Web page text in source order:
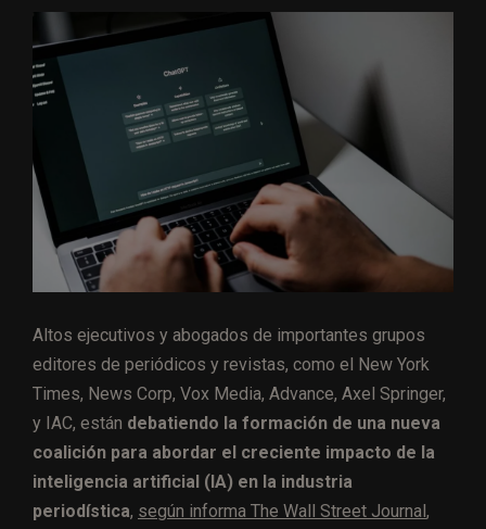
Altos ejecutivos y abogados de importantes grupos
editores de periódicos y revistas, como el New York
Times, News Corp, Vox Media, Advance, Axel Springer,
y IAC, están debatiendo la formación de una nueva
coalición para abordar el creciente impacto de la
inteligencia artificial (IA) en la industria
periodística, según informa The Wall Street Journal ,